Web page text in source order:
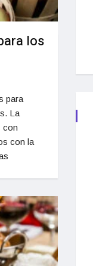
los
para
La
con
con la